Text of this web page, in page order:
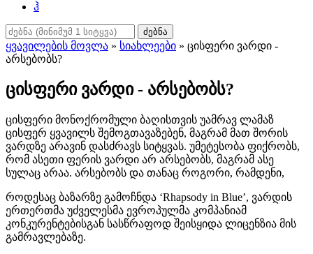
ჰ
ძებნა
ყვავილების მოვლა » სიახლეები » ცისფერი ვარდი -
არსებობს?
ცისფერი ვარდი - არსებობს?
ცისფერი მონოქრომული ბაღისთვის უამრავ ლამაზ
ცისფერ ყვავილს შემოგთავაზებენ, მაგრამ მათ შორის
ვარდზე არავინ დასძრავს სიტყვას. უმეტესობა ფიქრობს,
რომ ასეთი ფერის ვარდი არ არსებობს, მაგრამ ასე
სულაც არაა. არსებობს და თანაც როგორი, რამდენი,
როდესაც ბაზარზე გამოჩნდა ‘Rhapsody in Blue’, ვარდის
ერთერთმა უძველესმა ევროპულმა კომპანიამ
კონკურენტებისგან სასწრაფოდ შეისყიდა ლიცენზია მის
გამრავლებაზე.